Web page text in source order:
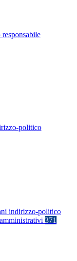
politico
indirizzo-politico
371